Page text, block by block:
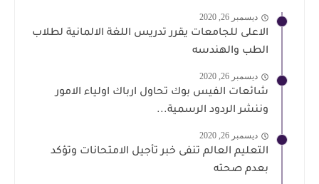
ديسمبر 26, 2020
الاعلى للجامعات يقرر تدريس اللغة الالمانية لطلاب
الطب والهندسه
ديسمبر 26, 2020
شائعات الفيس بوك تحاول ارباك اولياء الامور
وننشر الردود الرسمية...
ديسمبر 26, 2020
التعليم العالم تنفى خبر تأجيل الامتحانات وتؤكد
بعدم صحته